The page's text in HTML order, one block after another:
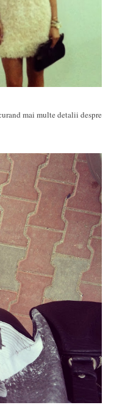
mai multe detalii despre